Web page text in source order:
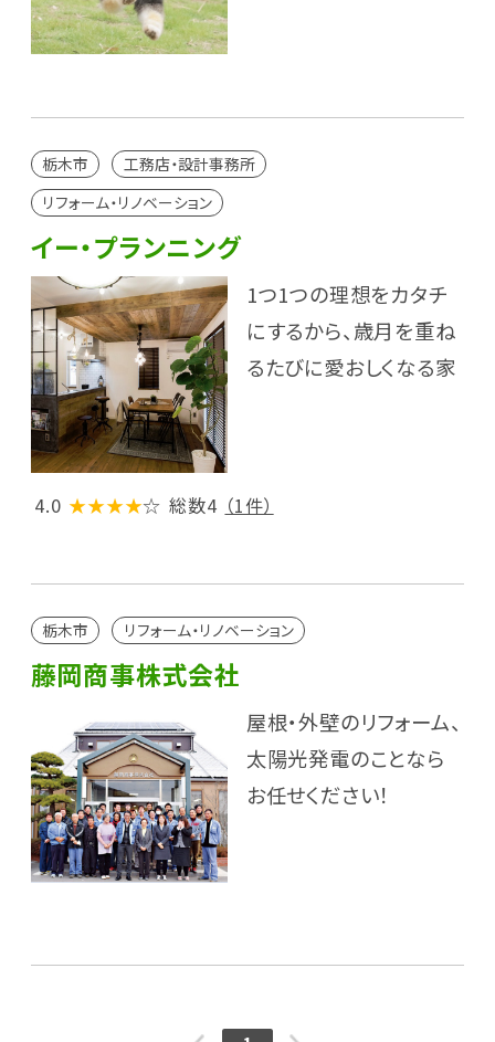
栃木市
工務店・設計事務所
リフォーム・リノベーション
イー・プランニング
1つ1つの理想をカタチ
にするから、歳月を重ね
るたびに愛おしくなる家
4.0 ★★★★☆ 総数4 （1件）
栃木市 リフォーム・リノベーション
藤岡商事株式会社
屋根・外壁のリフォーム、
太陽光発電のことなら
お任せください！